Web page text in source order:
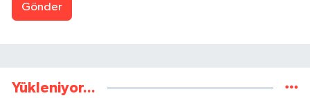
Gönder
Yükleniyor...